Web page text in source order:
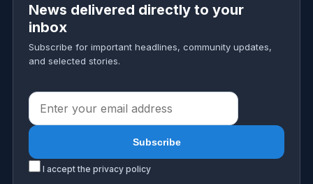
News delivered directly to your
inbox
Subscribe for important headlines, community updates,
and selected stories.
I accept the privacy policy